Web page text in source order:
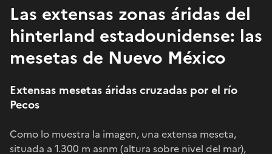
Las extensas zonas áridas del
hinterland estadounidense: las
mesetas de Nuevo México
Extensas mesetas áridas cruzadas por el río
Pecos
Como lo muestra la imagen, una extensa meseta,
situada a 1.300 m asnm (altura sobre nivel del mar),